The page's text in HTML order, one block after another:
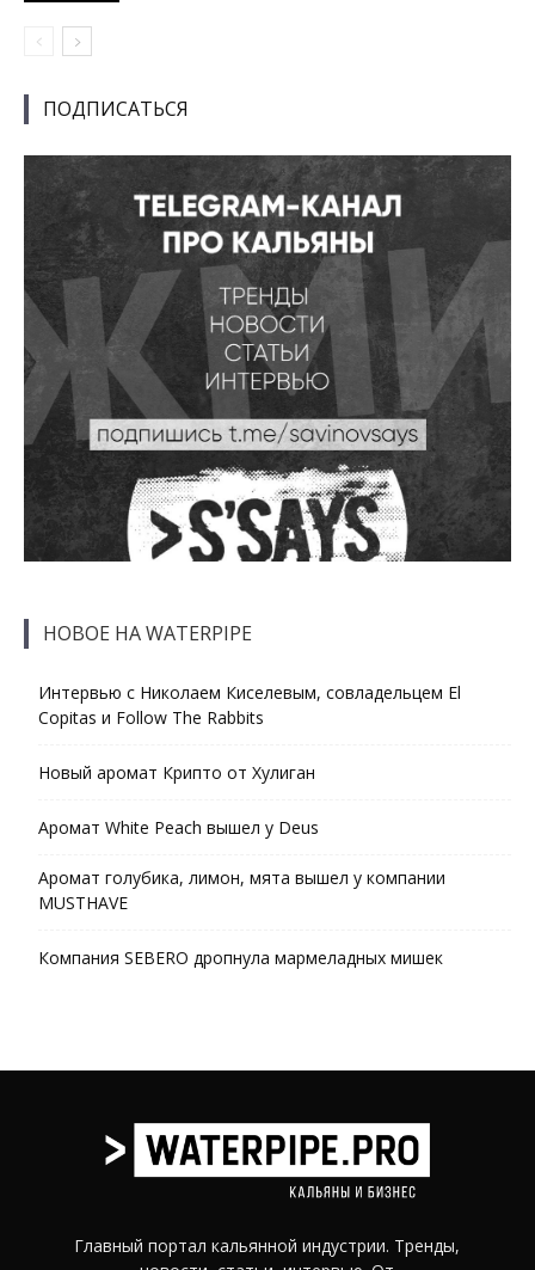
ПОДПИСАТЬСЯ
НОВОЕ НА WATERPIPE
Интервью с Николаем Киселевым, совладельцем El
Copitas и Follow The Rabbits
Новый аромат Крипто от Хулиган
Аромат White Peach вышел у Deus
Аромат голубика, лимон, мята вышел у компании
MUSTHAVE
Компания SEBERO дропнула мармеладных мишек
Главный портал кальянной индустрии. Тренды,